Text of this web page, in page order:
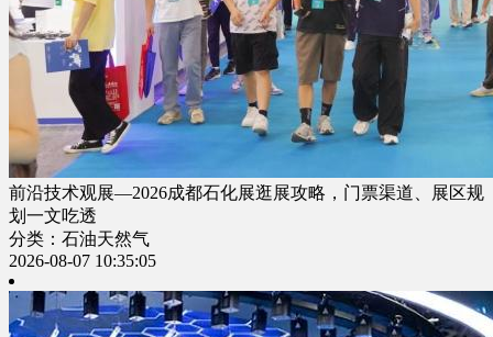
前沿技术观展—2026成都石化展逛展攻略，门票渠道、展区规
划一文吃透
分类：石油天然气
2026-08-07 10:35:05